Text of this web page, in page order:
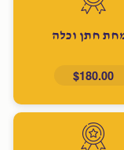
חתן וכלה
$180.00